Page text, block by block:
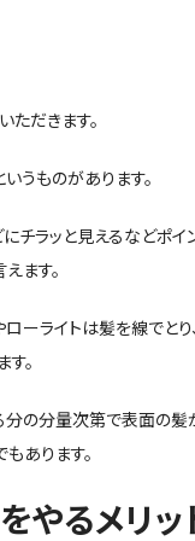
だきます。
うものがあります。
ラッと見えるなどポイ
ます。
ーライトは髪を線でとり
。
分の分量次第で表面の
あります。
やるメリッ